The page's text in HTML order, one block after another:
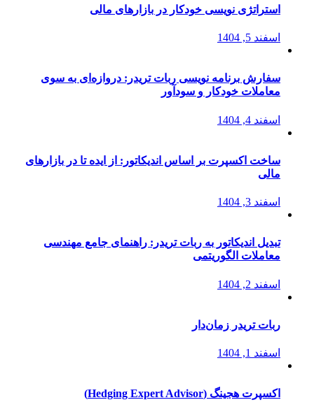
استراتژی‌ نویسی خودکار در بازارهای مالی
اسفند 5, 1404
سفارش برنامه نویسی ربات تریدر: دروازه‌ای به سوی
معاملات خودکار و سودآور
اسفند 4, 1404
ساخت اکسپرت بر اساس اندیکاتور: از ایده تا در بازارهای
مالی
اسفند 3, 1404
تبدیل اندیکاتور به ربات تریدر: راهنمای جامع مهندسی
معاملات الگوریتمی
اسفند 2, 1404
ربات تریدر زمان‌دار
اسفند 1, 1404
اکسپرت هجینگ (Hedging Expert Advisor)